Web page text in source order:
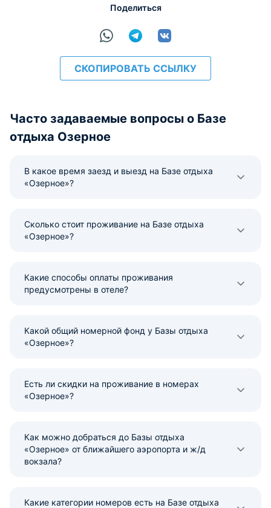
Поделиться
СКОПИРОВАТЬ ССЫЛКУ
Часто задаваемые вопросы о Базе
отдыха Озерное
В какое время заезд и выезд на Базе отдыха
«Озерное»?
Сколько стоит проживание на Базе отдыха
«Озерное»?
Какие способы оплаты проживания
предусмотрены в отеле?
Какой общий номерной фонд у Базы отдыха
«Озерное»?
Есть ли скидки на проживание в номерах
«Озерное»?
Как можно добраться до Базы отдыха
«Озерное» от ближайшего аэропорта и ж/д
вокзала?
Какие категории номеров есть на Базе отдыха